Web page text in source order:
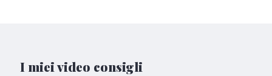
I miei video consigli